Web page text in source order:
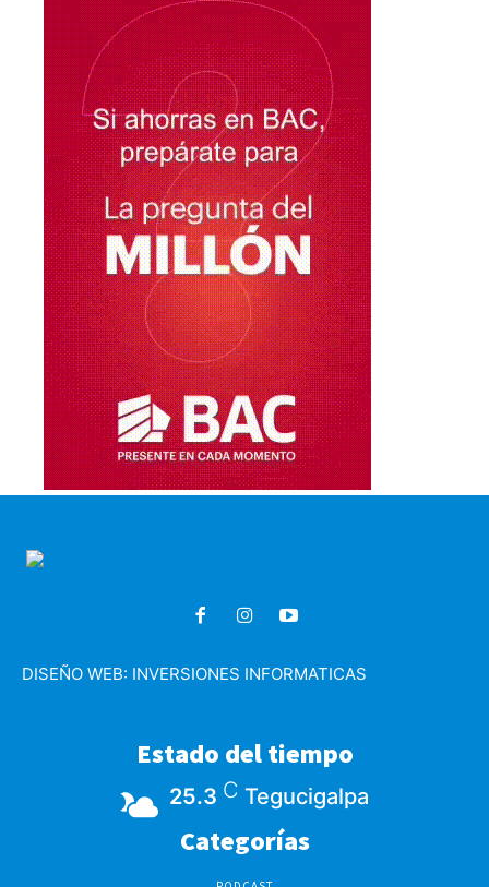
DISEÑO WEB: INVERSIONES INFORMATICAS
Estado del tiempo
25.3 C Tegucigalpa
Categorías